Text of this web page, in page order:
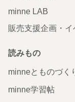
minne LAB
販売支援企画・イ
読みもの
minneとものづく
minne学習帖